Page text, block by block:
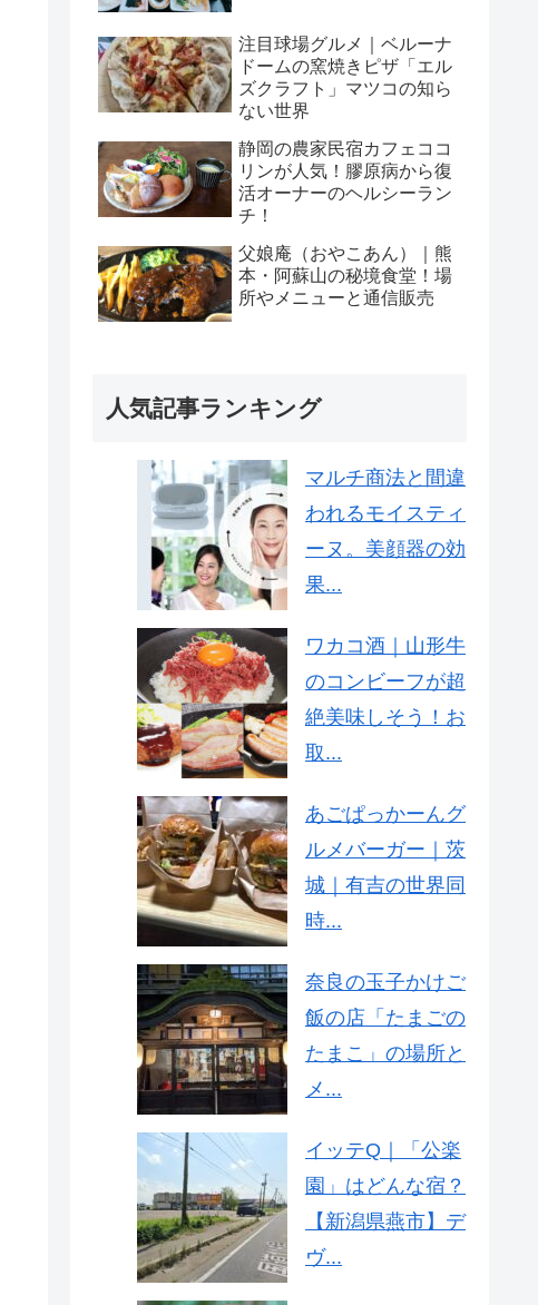
注目球場グルメ｜ベルーナ
ドームの窯焼きピザ「エル
ズクラフト」マツコの知ら
ない世界
静岡の農家民宿カフェココ
リンが人気！膠原病から復
活オーナーのヘルシーラン
チ！
父娘庵（おやこあん）｜熊
本・阿蘇山の秘境食堂！場
所やメニューと通信販売
人気記事ランキング
マルチ商法と間違
われるモイスティ
ーヌ。美顔器の効
果...
ワカコ酒｜山形牛
のコンビーフが超
絶美味しそう！お
取...
あごぱっかーんグ
ルメバーガー｜茨
城｜有吉の世界同
時...
奈良の玉子かけご
飯の店「たまごの
たまこ」の場所と
メ...
イッテQ｜「公楽
園」はどんな宿？
【新潟県燕市】デ
ヴ...